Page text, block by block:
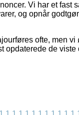
Vi har et fast
og opnår
ofte, men
opdaterede de viste